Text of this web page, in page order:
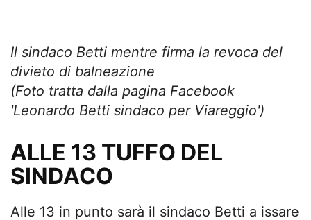
Il sindaco Betti mentre firma la revoca del
divieto di balneazione
(Foto tratta dalla pagina Facebook
'Leonardo Betti sindaco per Viareggio')
ALLE 13 TUFFO DEL
SINDACO
Alle 13 in punto sarà il sindaco Betti a issare